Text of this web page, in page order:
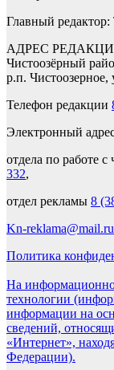
Главный
АДРЕС РЕДАКЦИИ:
Чистоозёрный
р.п.
Телефон редакции
Электронный
отдела по работе с
332,
отдел рекламы 8
Kn-reklama@mail.ru
Политика
На
технологии
информации на
сведений,
«Интернет»,
Федерации).